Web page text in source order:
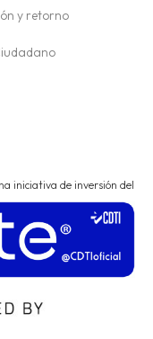
y retorno
iniciativa de inversión del